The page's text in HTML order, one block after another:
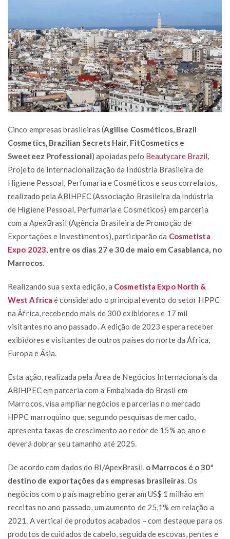
Cinco empresas brasileiras (Agilise Cosméticos, Brazil
Cosmetics, Brazilian Secrets Hair, FitCosmetics e
Sweeteez Professional) apoiadas pelo Beautycare Brazil
Projeto de Internacionalização da Indústria Brasileira de
Higiene Pessoal, Perfumaria e Cosméticos e seus correlatos,
realizado pela ABIHPEC (Associação Brasileira da Indústria
de Higiene Pessoal, Perfumaria e Cosméticos) em parceria
com a ApexBrasil (Agência Brasileira de Promoção de
Exportações e Investimentos), participarão da Cosmetista
Expo 2023 , entre os dias 27 e 30 de maio em Casablanca, no
Marrocos.
Realizando sua sexta edição, a Cosmetista Expo North &
West Africa é considerado o principal evento do setor HPPC
na África, recebendo mais de 300 exibidores e 17 mil
visitantes no ano passado. A edição de 2023 espera receber
exibidores e visitantes de outros países do norte da África,
Europa e Ásia.
Esta ação, realizada pela Área de Negócios Internacionais da
ABIHPEC em parceria com a Embaixada do Brasil em
Marrocos, visa ampliar negócios e parcerias no mercado
HPPC marroquino que, segundo pesquisas de mercado,
apresenta taxas de crescimento ao redor de 15% ao ano e
deverá dobrar seu tamanho até 2025.
De acordo com dados do BI/ApexBrasil, o Marrocos é o 30º
destino de exportações das empresas brasileiras. Os
negócios com o país magrebino geraram US$ 1 milhão em
receitas no ano passado, um aumento de 25,1% em relação a
2021. A vertical de produtos acabados – com destaque para os
produtos de cuidados de cabelo, seguida de escovas, pentes e